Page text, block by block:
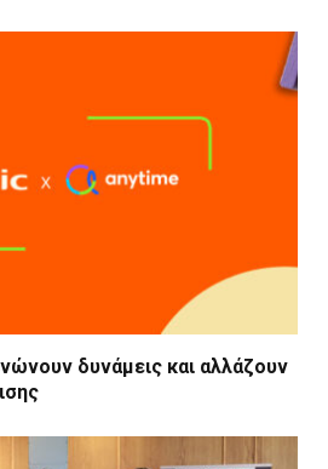
δυνάμεις και αλλάζουν